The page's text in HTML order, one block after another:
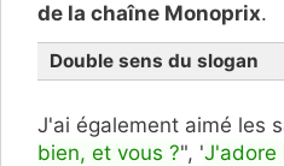
de la chaîne Monoprix.
Double sens du slogan
J'ai également aimé les
bien, et vous ?", "J'adore